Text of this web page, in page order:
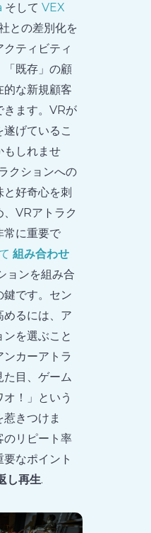
そしてVEX
との差別化を
ティビティ
「既存」の顧
的な新規顧客
きます。VRが
げているこ
もしれませ
クションへの
好奇心を刺
VRアトラク
常に重要で
組み合わせ
ョンを組み合
鍵です。セン
めるには、ア
を選ぶこと
ンカーアトラ
た目、ゲーム
！」という
きつけま
のリピート率
なポイント
し再生.